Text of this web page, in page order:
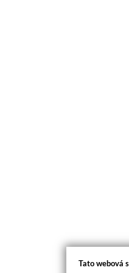
Tato webová